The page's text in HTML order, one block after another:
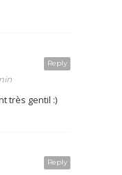
Reply
très gentil :)
Reply